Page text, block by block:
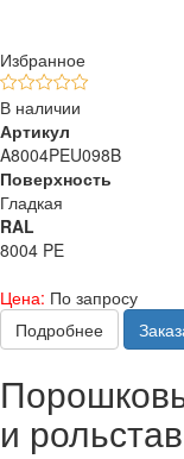
Избранное
В наличии
Артикул
A8004PEU098B
Поверхность
Гладкая
RAL
8004 PE
Цена: По запросу
Подробнее
и